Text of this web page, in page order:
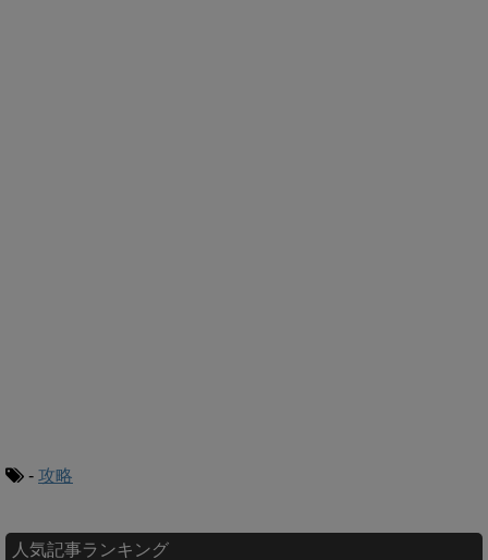
- 攻略
人気記事ランキング